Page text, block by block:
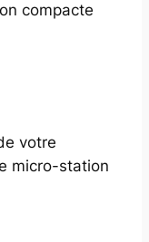
compacte
votre
micro-station